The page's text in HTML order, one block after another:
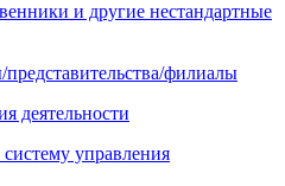
и другие нестандартные
филиалы
деятельности
управления